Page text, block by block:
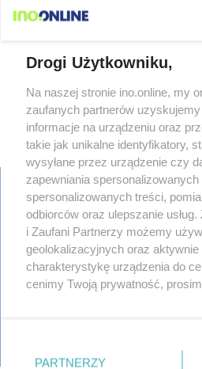
regulamin
reklama
redakcja
pliki
Drogi Użytkowniku,
Na naszej stronie ino.online, my
zaufanych partnerów
informacje na urządzeniu oraz
takie jak unikalne identyfikatory,
wysyłane przez urządzenie czy
zapewniania
spersonalizowanych treści,
odbiorców oraz ulepszanie
i Zaufani Partnerzy możemy
geolokalizacyjnych oraz aktywnie
charakterystykę urządzenia do
cenimy Twoją prywatność,
. Niektóre
PARTNERZY